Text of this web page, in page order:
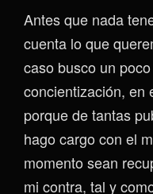
Antes que nada
cuenta lo que
caso busco un
concientización, en
porque de tantas
hago cargo con el
momento sean
mi contra, tal y